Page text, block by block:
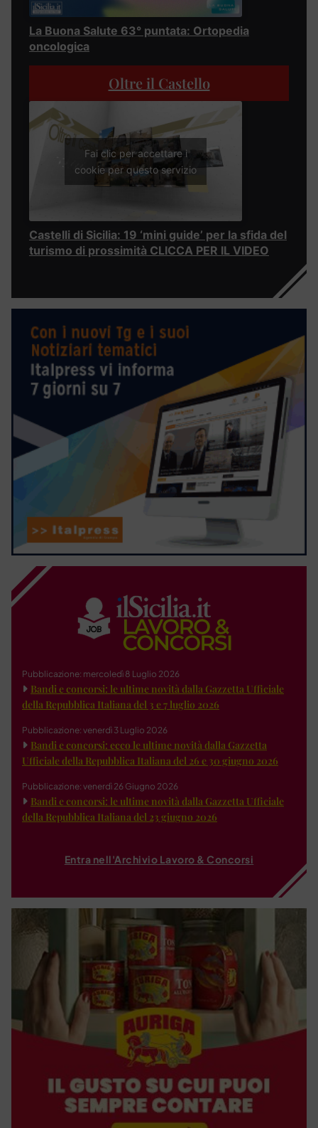
La Buona Salute 63° puntata: Ortopedia
oncologica
Oltre il Castello
Fai clic per accettare i
cookie per questo servizio
Castelli di Sicilia: 19 ‘mini guide’ per la sfida del
turismo di prossimità CLICCA PER IL VIDEO
Pubblicazione: mercoledì 8 Luglio 2026
Bandi e concorsi: le ultime novità dalla Gazzetta Ufficiale
della Repubblica Italiana del 3 e 7 luglio 2026
Pubblicazione: venerdì 3 Luglio 2026
Bandi e concorsi: ecco le ultime novità dalla Gazzetta
Ufficiale della Repubblica Italiana del 26 e 30 giugno 2026
Pubblicazione: venerdì 26 Giugno 2026
Bandi e concorsi: le ultime novità dalla Gazzetta Ufficiale
della Repubblica Italiana del 23 giugno 2026
Entra nell'Archivio Lavoro & Concorsi